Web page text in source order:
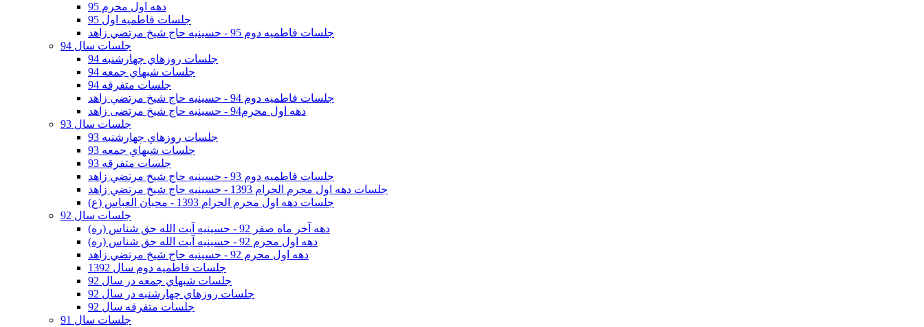
دهه اول محرم 95
جلسات فاطمیه اول 95
جلسات فاطمیه دوم 95 - حسينيه حاج شيخ مرتضي زاهد
جلسات سال 94
جلسات روزهاي چهارشنبه 94
جلسات شبهاي جمعه 94
جلسات متفرقه 94
جلسات فاطميه دوم 94 - حسينيه حاج شيخ مرتضي زاهد
دهه اول محرم94 - حسینیه حاج شیخ مرتضی زاهد
جلسات سال 93
جلسات روزهاي چهارشنبه 93
جلسات شبهاي جمعه 93
جلسات متفرقه 93
جلسات فاطميه دوم 93 - حسينيه حاج شيخ مرتضي زاهد
جلسات دهه اول محرم الحرام 1393 - حسينيه حاج شيخ مرتضي زاهد
جلسات دهه اول محرم الحرام 1393 - محبان العباس (ع)
جلسات سال 92
دهه آخر ماه صفر 92 - حسينيه آيت الله حق شناس (ره)
دهه اول محرم 92 - حسينيه آيت الله حق شناس (ره)
دهه اول محرم 92 - حسينيه حاج شيخ مرتضي زاهد
جلسات فاطميه دوم سال 1392
جلسات شبهاي جمعه در سال 92
جلسات روزهاي چهارشنبه در سال 92
جلسات متفرقه سال 92
جلسات سال 91